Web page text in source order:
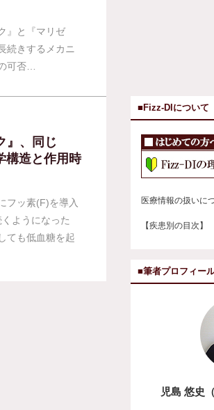
』と『マリゼ
続きするメカニ
可否…
』、同じ
構造と作用時
フッ素(F)を導入
ようになった
ても低血糖を起
■Fizz-DIについて
医療情報の扱いに
【疾患別の目次】
■筆者プロフィー
児島 悠史